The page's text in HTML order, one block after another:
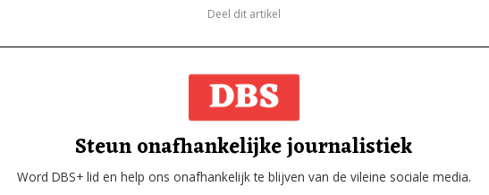
Deel dit artikel
Steun onafhankelijke journalistiek
Word DBS+ lid en help ons onafhankelijk te blijven van de vileine sociale media.